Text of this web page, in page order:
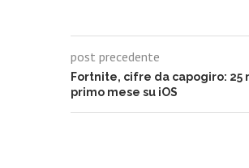
post precedente
Fortnite, cifre da capogiro:
primo mese su iOS